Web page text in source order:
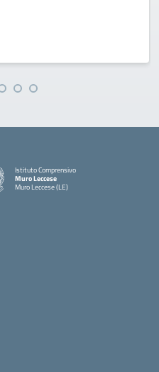
Istituto Comprensivo
Muro Leccese
Muro Leccese (LE)